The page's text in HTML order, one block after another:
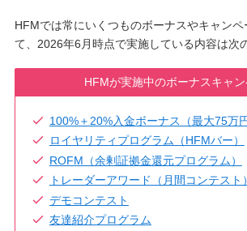
HFMでは常にいくつものボーナスやキャン
て、2026年6月時点で実施している内容は次
HFMが実施中のボーナスキャ
100%＋20%入金ボーナス（最大75万円
ロイヤリティプログラム（HFMバー）
ROFM（余剰証拠金還元プログラム）
トレーダーアワード（月間コンテスト）
デモコンテスト
友達紹介プログラム